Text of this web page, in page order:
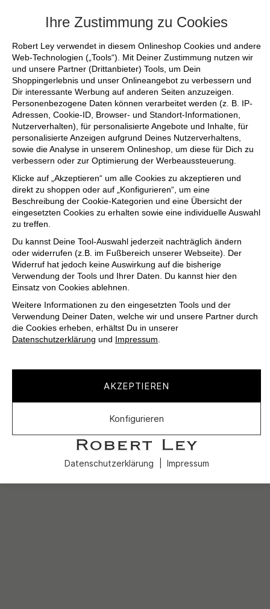
Ihre Zustimmung zu Cookies
Robert Ley verwendet in diesem Onlineshop Cookies und andere
Web-Technologien („Tools“). Mit Deiner Zustimmung nutzen wir
und unsere Partner (Drittanbieter) Tools, um Dein
Shoppingerlebnis und unser Onlineangebot zu verbessern und
Dir interessante Werbung auf anderen Seiten anzuzeigen.
Personenbezogene Daten können verarbeitet werden (z. B. IP-
Adressen, Cookie-ID, Browser- und Standort-Informationen,
Nutzerverhalten), für personalisierte Angebote und Inhalte, für
personalisierte Anzeigen aufgrund Deines Nutzerverhaltens,
sowie die Analyse in unserem Onlineshop, um diese für Dich zu
verbessern oder zur Optimierung der Werbeaussteuerung.
Klicke auf „Akzeptieren“ um alle Cookies zu akzeptieren und
direkt zu shoppen oder auf „Konfigurieren“, um eine
Beschreibung der Cookie-Kategorien und eine Übersicht der
eingesetzten Cookies zu erhalten sowie eine individuelle Auswahl
zu treffen.
Du kannst Deine Tool-Auswahl jederzeit nachträglich ändern
oder widerrufen (z.B. im Fußbereich unserer Webseite). Der
Widerruf hat jedoch keine Auswirkung auf die bisherige
Verwendung der Tools und Ihrer Daten. Du kannst hier den
Einsatz von Cookies ablehnen.
Weitere Informationen zu den eingesetzten Tools und der
Verwendung Deiner Daten, welche wir und unsere Partner durch
die Cookies erheben, erhältst Du in unserer
Datenschutzerklärung und Impressum.
AKZEPTIEREN
Konfigurieren
Datenschutzerklärung Impressum